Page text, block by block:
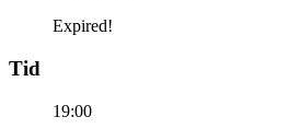
Expired!
Tid
19:00